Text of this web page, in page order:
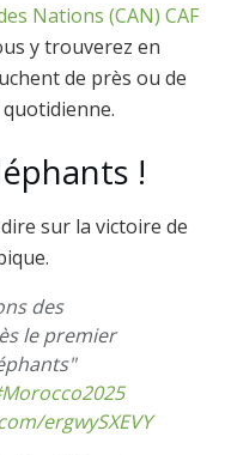
Nations (CAN) CAF
y trouverez en
de près ou de
!
sur la victoire de
des
le premier
ergwySXEVY